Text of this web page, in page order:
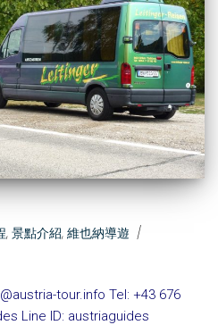
, 景點介紹, 維也納導遊
tour.info Tel: +43 676
Line ID: austriaguides